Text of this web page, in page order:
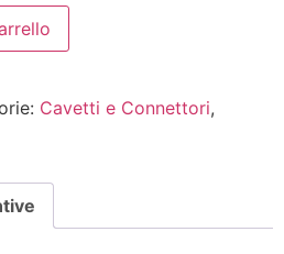
Cavetti e Connettori,